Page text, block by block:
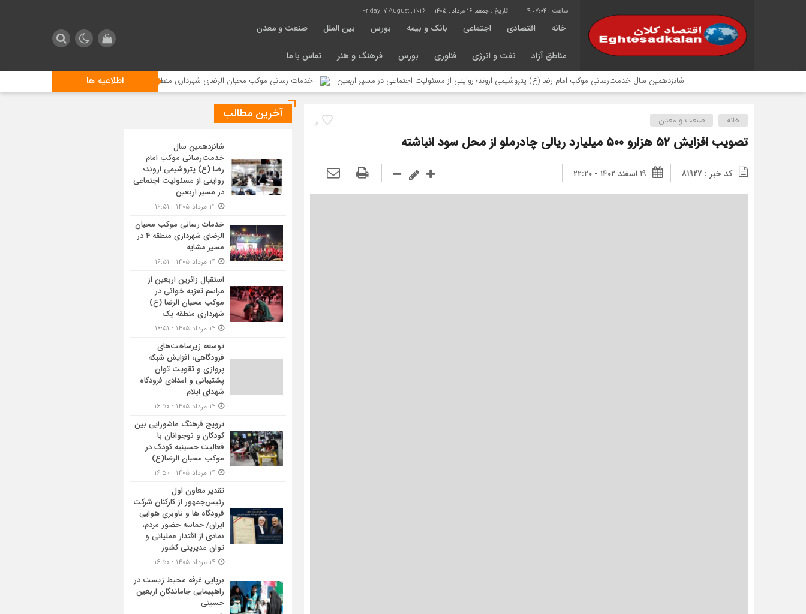
4:07:05 تاریخ : جمعه, ۱۶ مرداد , ۱۴۰۵ Friday, 7 August , 2026
خانه اقتصادی اجتماعی بانک و بیمه بورس بین الملل صنعت و معدن
مناطق آزاد نفت و انرژی فناوری بورس فرهنگ و هنر تماس با ما
اطلاعیه ها شانزدهمین سال خدمت‌رسانی موکب امام رضا (ع) پتروشیمی اروند؛ روایتی از مسئولیت اجتماعی در مسیر اربعین خدمات رسانی موکب محبان الرضای شهرداری منطقه ۴ در مسیر مشایه استقبال زائرین اربعین از
8 خانه صنعت و معدن
تصویب افزایش ۵۲ هزارو ۵۰۰ میلیارد ریالی چادرملو از محل سود انباشته
کد خبر : 81927 ۱۹ اسفند ۱۴۰۲ - ۲۲:۲۰
آخرین مطالب
شانزدهمین سال
خدمت‌رسانی موکب امام
رضا (ع) پتروشیمی اروند؛
روایتی از مسئولیت اجتماعی
در مسیر اربعین
خدمات رسانی موکب محبان
الرضای شهرداری منطقه ۴ در
مسیر مشایه
استقبال زائرین اربعین از
مراسم تعزیه خوانی در
موکب محبان الرضا (ع)
شهرداری منطقه یک
توسعه زیرساخت‌های
فرودگاهی، افزایش شبکه
پروازی و تقویت توان
پشتیبانی و امدادی فرودگاه
شهدای ایلام
ترویج فرهنگ عاشورایی بین
کودکان و نوجوانان با
فعالیت حسینیه کودک در
موکب محبان الرضا(ع)
تقدیر معاون اول
رئیس‌جمهور از کارکنان شرکت
فرودگاه ها و ناوبری هوایی
ایران/ حماسه حضور مردم،
نمادی از اقتدار عملیاتی و
توان مدیریتی کشور
برپایی غرفه محیط زیست در
راهپیمایی جاماندگان اربعین
حسینی